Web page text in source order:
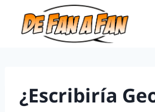
¿Escribiría